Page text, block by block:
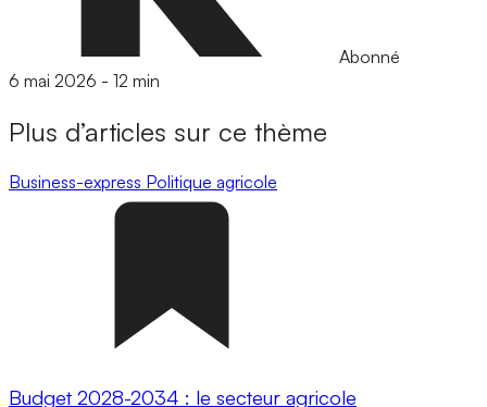
Abonné
6 mai 2026 - 12 min
Plus d’articles sur ce thème
Business-express Politique agricole
Budget 2028-2034 : le secteur agricole